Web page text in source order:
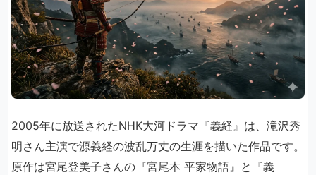
2005年に放送されたNHK大河ドラマ『義経』は、滝沢秀
明さん主演で源義経の波乱万丈の生涯を描いた作品です。
原作は宮尾登美子さんの『宮尾本 平家物語』と『義